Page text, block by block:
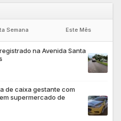
Semana Este Mês
na Avenida Santa
de caixa gestante com
supermercado de